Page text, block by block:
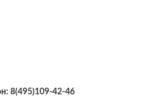
8(495)109-42-46